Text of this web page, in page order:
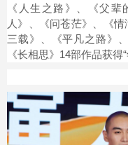
《人生之路》、《父
人》、《问苍茫》、《
三载》、《平凡之路》
《长相思》14部作品获得